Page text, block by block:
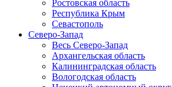
Ростовская область
Республика Крым
Севастополь
Северо-Запад
Весь Северо-Запад
Архангельская область
Калининградская область
Вологодская область